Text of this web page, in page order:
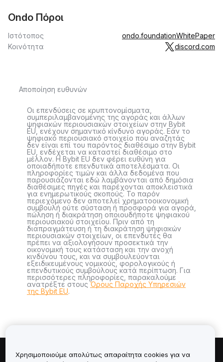
Ondo Πόροι
Ιστότοπος ondo.foundationWhitePaper
Κοινότητα
discord.com
Αποποίηση ευθυνών
Οι επενδύσεις σε κρυπτονομίσματα,
συμπεριλαμβανομένης της αγοράς και άλλων
ψηφιακών περιουσιακών στοιχείων στην Bybit
EU, ενέχουν σημαντικό κίνδυνο αγοράς. Εάν το
ψηφιακό περιουσιακό στοιχείο που αναζητάς
δεν είναι επί του παρόντος διαθέσιμο στην Bybit
EU, ενδέχεται να καταστεί διαθέσιμο στο
μέλλον. Η Bybit EU δεν φέρει ευθύνη για
οποιαδήποτε επενδυτικά αποτελέσματα. Οι
πληροφορίες τιμών και άλλα δεδομένα που
παρουσιάζονται εδώ λαμβάνονται από δημόσια
διαθέσιμες πηγές και παρέχονται αποκλειστικά
για ενημερωτικούς σκοπούς. Το παρόν
περιεχόμενο δεν αποτελεί χρηματοοικονομική
συμβουλή ούτε σύσταση ή προσφορά για αγορά,
πώληση ή διακράτηση οποιουδήποτε ψηφιακού
περιουσιακού στοιχείου. Πριν από τη
διαπραγμάτευση ή τη διακράτηση ψηφιακών
περιουσιακών στοιχείων, οι επενδυτές θα
πρέπει να αξιολογήσουν προσεκτικά την
οικονομική τους κατάσταση και την ανοχή
κινδύνου τους, και να συμβουλεύονται
εξειδικευμένους νομικούς, φορολογικούς ή
επενδυτικούς συμβούλους κατά περίπτωση. Για
περισσότερες πληροφορίες, παρακαλούμε
ανατρέξτε στουςΌρους Παροχής Υπηρεσιών
της Bybit EU.
Χρησιμοποιούμε απολύτως απαραίτητα cookies για να